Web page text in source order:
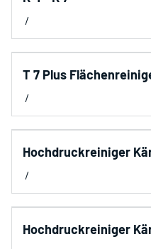
/
T 7 Plus
/
Hochdruckreiniger
/
Hochdruckreiniger